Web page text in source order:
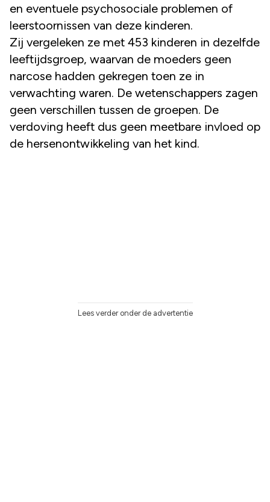
en eventuele psychosociale problemen of
leerstoornissen van deze kinderen.
Zij vergeleken ze met 453 kinderen in dezelfde
leeftijdsgroep, waarvan de moeders geen
narcose hadden gekregen toen ze in
verwachting waren. De wetenschappers zagen
geen verschillen tussen de groepen. De
verdoving heeft dus geen meetbare invloed op
de hersenontwikkeling van het kind.
Lees verder onder de advertentie